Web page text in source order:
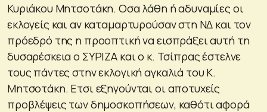
Κυριάκου Μητσοτάκη. Οσα λάθη ή αδυναμίες οι
εκλογείς και αν καταμαρτυρούσαν στη ΝΔ και τον
πρόεδρό της η προοπτική να εισπράξει αυτή τη
δυσαρέσκεια ο ΣΥΡΙΖΑ και ο κ. Τσίπρας έστελνε
τους πάντες στην εκλογική αγκαλιά του Κ.
Μητσοτάκη. Ετσι εξηγούνται οι αποτυχείς
προβλέψεις των δημοσκοπήσεων, καθότι αφορά